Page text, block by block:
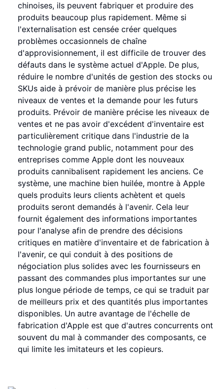
chinoises, ils peuvent fabriquer et produire des
produits beaucoup plus rapidement. Même si
l'externalisation est censée créer quelques
problèmes occasionnels de chaîne
d'approvisionnement, il est difficile de trouver des
défauts dans le système actuel d'Apple. De plus,
réduire le nombre d'unités de gestion des stocks ou
SKUs aide à prévoir de manière plus précise les
niveaux de ventes et la demande pour les futurs
produits. Prévoir de manière précise les niveaux de
ventes et ne pas avoir d'excédent d'inventaire est
particulièrement critique dans l'industrie de la
technologie grand public, notamment pour des
entreprises comme Apple dont les nouveaux
produits cannibalisent rapidement les anciens. Ce
système, une machine bien huilée, montre à Apple
quels produits leurs clients achètent et quels
produits seront demandés à l'avenir. Cela leur
fournit également des informations importantes
pour l'analyse afin de prendre des décisions
critiques en matière d'inventaire et de fabrication à
l'avenir, ce qui conduit à des positions de
négociation plus solides avec les fournisseurs en
passant des commandes plus importantes sur une
plus longue période de temps, ce qui se traduit par
de meilleurs prix et des quantités plus importantes
disponibles. Un autre avantage de l'échelle de
fabrication d'Apple est que d'autres concurrents ont
souvent du mal à commander des composants, ce
qui limite les imitateurs et les copieurs.